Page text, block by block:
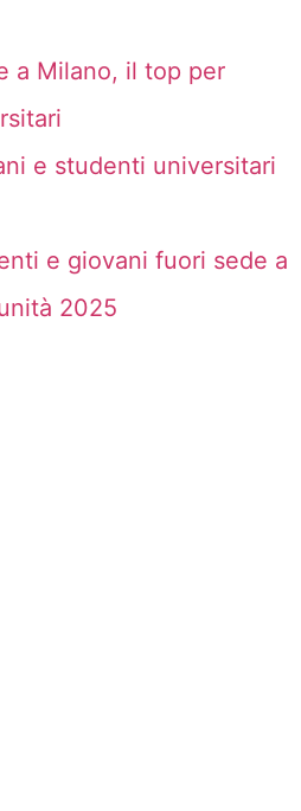
a Milano, il top per
e studenti universitari
e giovani fuori sede a
2025